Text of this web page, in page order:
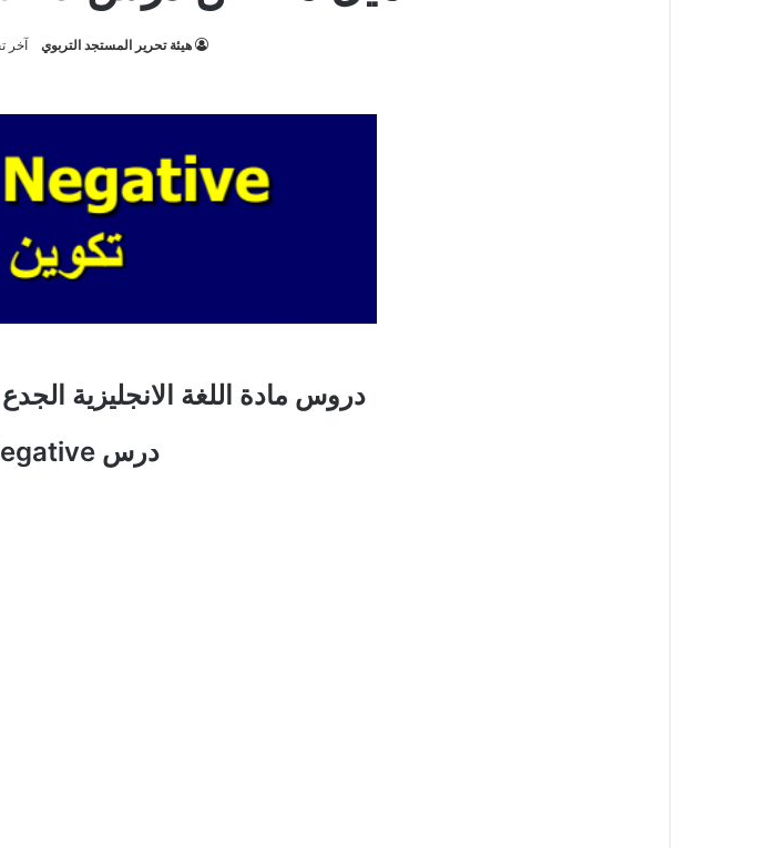
هيئة تحرير المستجد التربوي آخر تحديث
دروس مادة اللغة الانجليزية
درس Making Negative